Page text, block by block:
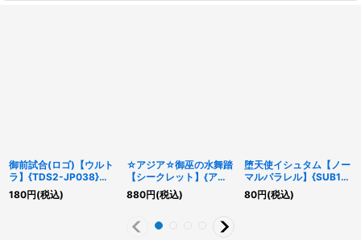
御前試合(ロゴ)【ウルト
ラ】{TDS2-JP038}
《罠》
180円(税込)
☆アジア☆御巫の水舞踏
【シークレット】{アジ
アTTP1-JP069}《魔
法》
880円(税込)
堕天使イシュタム【ノー
マルパラレル】{SUB1-
JP009}《モンスター》
80円(税込)